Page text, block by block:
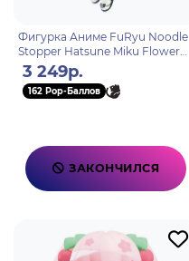
Фигурка Аниме FuRyu Noodle
Stopper Hatsune Miku Flower
Fairy Morning Glory 14см
4582655074477
3 249р.
162 Pop-Баллов
ЗАКОНЧИЛСЯ